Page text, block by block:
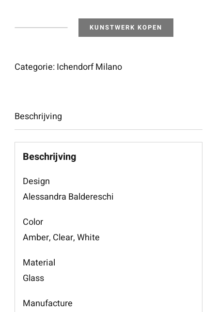
cat
tail
aantal
KUNSTWERK KOPEN
Categorie:Ichendorf Milano
Beschrijving
Beschrijving
Design
Alessandra Baldereschi
Color
Amber, Clear, White
Material
Glass
Manufacture